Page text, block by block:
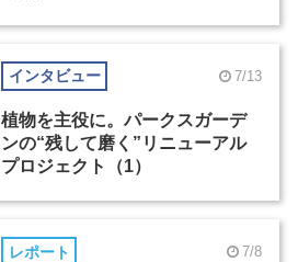
インタビュー 7/13
植物を主役に。パークスガーデ
ンの“残して磨く”リニューアル
プロジェクト（1）
レポート 7/8